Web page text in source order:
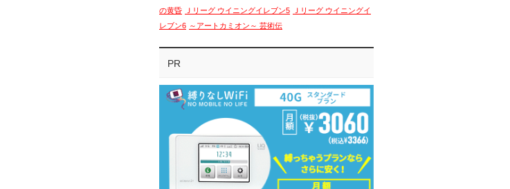
の黄昏
Ｊリーグ ウイニングイレブン5
Ｊリーグ ウイニングイ
レブン6 ～アートカミオン～ 芸術伝
PR